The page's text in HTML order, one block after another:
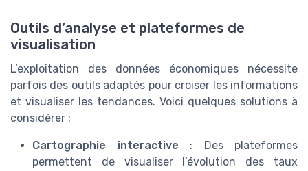
Outils d’analyse et plateformes de
visualisation
L’exploitation des données économiques nécessite
parfois des outils adaptés pour croiser les informations
et visualiser les tendances. Voici quelques solutions à
considérer :
Cartographie interactive : Des plateformes
permettent de visualiser l’évolution des taux